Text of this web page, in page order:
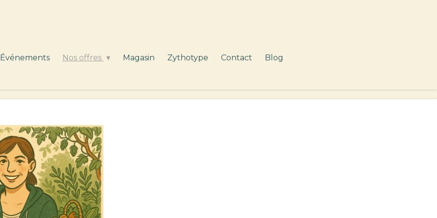
Événements Nos offres Magasin Zythotype Contact Blog